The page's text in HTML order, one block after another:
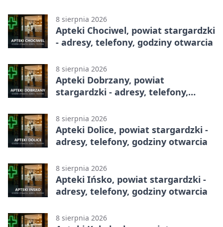
8 sierpnia 2026
Apteki Chociwel, powiat stargardzki
- adresy, telefony, godziny otwarcia
8 sierpnia 2026
Apteki Dobrzany, powiat
stargardzki - adresy, telefony,
8 sierpnia 2026
Apteki Dolice, powiat stargardzki -
adresy, telefony, godziny otwarcia
8 sierpnia 2026
Apteki Ińsko, powiat stargardzki -
adresy, telefony, godziny otwarcia
8 sierpnia 2026